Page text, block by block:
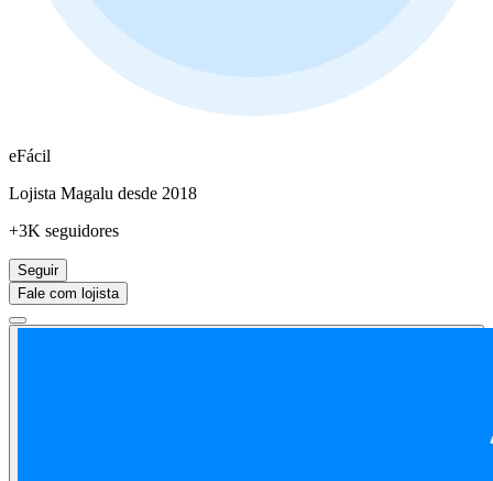
eFácil
Lojista Magalu desde 2018
+3K seguidores
Seguir
Fale com lojista